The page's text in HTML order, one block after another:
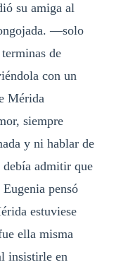
su amiga al
—solo
de
con un
Mérida
siempre
y ni hablar de
debía admitir que
pensó
estuviese
ella misma
insistirle en